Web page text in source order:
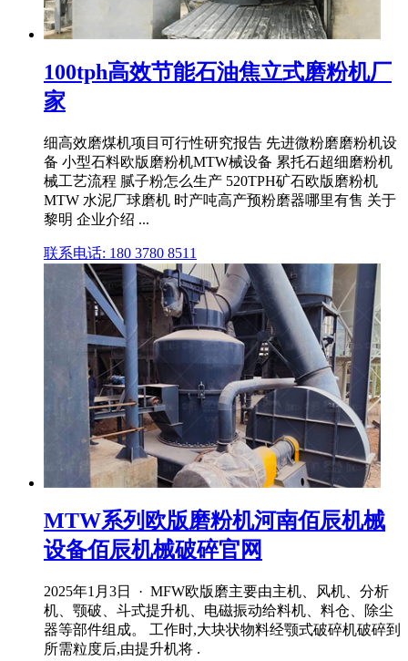
100tph高效节能石油焦立式磨粉机厂
家
细高效磨煤机项目可行性研究报告 先进微粉磨磨粉机设
备 小型石料欧版磨粉机MTW械设备 累托石超细磨粉机
械工艺流程 腻子粉怎么生产 520TPH矿石欧版磨粉机
MTW 水泥厂球磨机 时产吨高产预粉磨器哪里有售 关于
黎明 企业介绍 ...
联系电话: 180 3780 8511
MTW系列欧版磨粉机河南佰辰机械
设备佰辰机械破碎官网
2025年1月3日 · MFW欧版磨主要由主机、风机、分析
机、颚破、斗式提升机、电磁振动给料机、料仓、除尘
器等部件组成。 工作时,大块状物料经颚式破碎机破碎到
所需粒度后,由提升机将 .